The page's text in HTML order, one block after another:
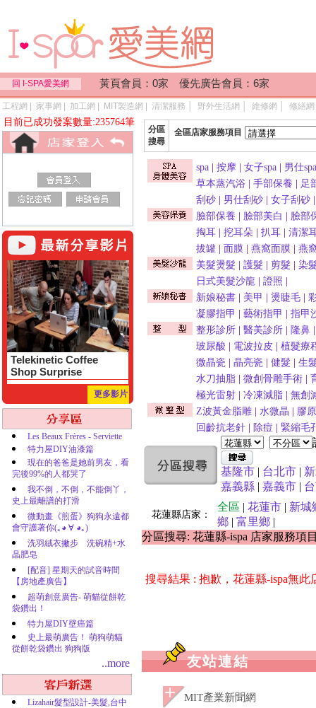
回 I-SPA愛美網 黃頁會員：0家 優先廣告會員：6家
工程網 家事網 加工網 MIT製造網 清潔服務 野外生活網 維修網 修繕網
目前已成功發案數量:235764筆
Telekinetic Coffee
Shop Surprise
更多影片
Les Beaux Frères - Serviette
特力屋DIY油漆篇
現在的爸爸是她前男友，看
完後99%的人都哭了
我不倒，不倒，不能倒丫，
史上最離譜的打滑
微動畫《煎蛋》狗狗永遠都
會守護著你(｡◕ ∀ ◕｡)
洗羽絨衣撇步 洗碗精+水
晶肥皂
[配音] 星期天的試音時間
【房地產廣告】
超萌創意廣告- 萌貓從餅乾
袋鑽出！
特力屋DIY壁癌篇
史上最萌廣告！ 萌狗萌貓
從餅乾袋鑽出 狗狗版
..more
Lizahair髮型設計-美髮,台中
分區
搜尋
全區店家服務項目
spa 按摩 女子spa
男仕spa
草本蒸汽浴
手部保養
足
刮砂
男仕刮砂 女子刮砂
臉部保養
臉部美白
臉部
掏耳
挖耳朵 扒耳
清潔
拔罐
面膜 燕窩面膜
燕
美髮燙髮
護髮 剪髮
染
日式美髮沙龍
證照
新娘秘書
美甲 燙睫毛
凝膠指甲
藝術指甲
指甲
整形診所
醫美診所 隆鼻
玻尿酸
電波拉皮
植髮療
微晶瓷
晶亮瓷 健髮
生
水刀抽脂
微創骨雕手術
極光雷射
冷凍減脂
無創
Z波黃金脂雕
水微晶
膠
回齡抗老針
除痘 緊縮毛
基隆市 | 台北市 |
嘉義縣 | 嘉義市 |
花蓮縣店家：
全區 | 花蓮市 | 新城
鄉 | 富里鄉 |
分區搜尋: 花蓮縣-ispa 店家服務項
搜尋結果 : 抱歉，花蓮縣-ispa無此
友站連結
MIT產業新聞網